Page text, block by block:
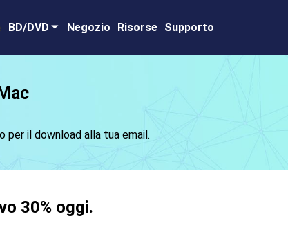
BD/DVD Negozio Risorse Supporto
per il download alla tua email.
30% oggi.